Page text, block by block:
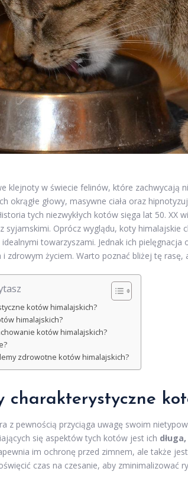
klejnoty w świecie felinów, które zachwycają
okrągłe głowy, masywne ciała oraz
tych niezwykłych kotów sięga lat 50. XX
syjamskimi. Oprócz wyglądu, koty himalajskie
towarzyszami. Jednak ich
i zdrowym życiem. Warto poznać bliżej tę
kotów himalajskich?
himalajskich?
kotów himalajskich?
zdrowotne kotów himalajskich?
charakterystyczne
z pewnością przyciąga uwagę swoim
się aspektów tych kotów jest ich
im ochronę przed zimnem, ale także
czas na czesanie, aby zminimalizować